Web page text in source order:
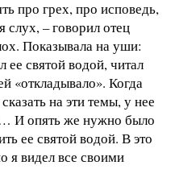
про грех, про исповедь,
слух, – говорил отец
Показывала на уши:
святой водой, читал
«откладывало». Когда
на эти темы, у нее
И опять же нужно было
ее святой водой. В это
я видел все своими